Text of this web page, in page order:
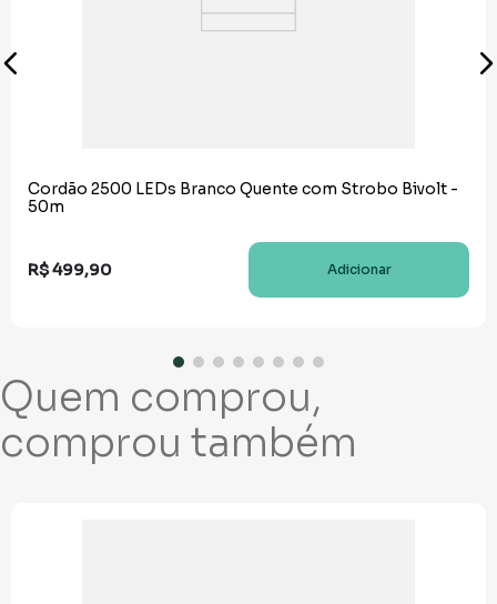
Cordão 2500 LEDs Branco Quente com Strobo Bivolt -
50m
R$499,90 Adicionar
Quem comprou,
comprou também